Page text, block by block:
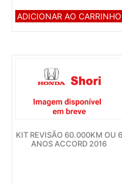
ADICIONAR AO CARRINHO
KIT REVISÃO 60.000KM OU 6
ANOS ACCORD 2016